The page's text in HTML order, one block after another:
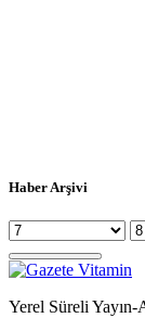
Haber Arşivi
Yerel Süreli